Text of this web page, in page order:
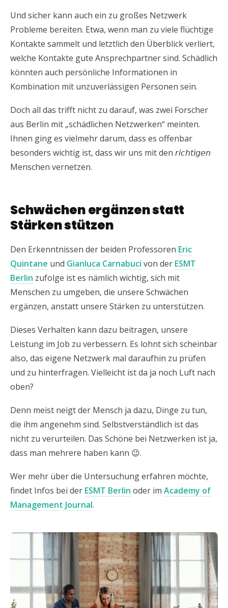
Und sicher kann auch ein zu großes Netzwerk
Probleme bereiten. Etwa, wenn man zu viele flüchtige
Kontakte sammelt und letztlich den Überblick verliert,
welche Kontakte gute Ansprechpartner sind. Schädlich
könnten auch persönliche Informationen in
Kombination mit unzuverlässigen Personen sein.
Doch all das trifft nicht zu darauf, was zwei Forscher
aus Berlin mit „schädlichen Netzwerken“ meinten.
Ihnen ging es vielmehr darum, dass es offenbar
besonders wichtig ist, dass wir uns mit den 𝘳𝘪𝘤𝘩𝘵𝘪𝘨𝘦𝘯
Menschen vernetzen.
Schwächen ergänzen statt
Stärken stützen
Den Erkenntnissen der beiden Professoren Eric
Quintane und Gianluca Carnabuci von der ESMT
Berlin zufolge ist es nämlich wichtig, sich mit
Menschen zu umgeben, die unsere Schwächen
ergänzen, anstatt unsere Stärken zu unterstützen.
Dieses Verhalten kann dazu beitragen, unsere
Leistung im Job zu verbessern. Es lohnt sich scheinbar
also, das eigene Netzwerk mal daraufhin zu prüfen
und zu hinterfragen. Vielleicht ist da ja noch Luft nach
oben?
Denn meist neigt der Mensch ja dazu, Dinge zu tun,
die ihm angenehm sind. Selbstverständlich ist das
nicht zu verurteilen. Das Schöne bei Netzwerken ist ja,
dass man mehrere haben kann 😉.
Wer mehr über die Untersuchung erfahren möchte,
findet Infos bei der ESMT Berlin oder im Academy of
Management Journal.